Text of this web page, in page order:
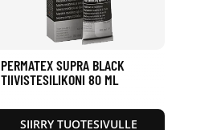
PERMATEX SUPRA BLACK
TIIVISTESILIKONI 80 ML
SIIRRY TUOTESIVULLE